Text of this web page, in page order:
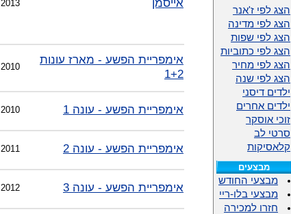
צוות דיוידי מאסטר ישיר. אייסמן 2013
אימפריית הפשע - מארז עונות
1+2
2010
אימפריית הפשע - עונה 1 2010
אימפריית הפשע - עונה 2 2011
אימפריית הפשע - עונה 3 2012
הצג לפי ז'אנר
הצג לפי מדינה
הצג לפי שפות
הצג לפי כתוביות
הצג לפי מחיר
הצג לפי שנה
ילדים דיסני
ילדים אחרים
זוכי אוסקר
סרטי לב
קלאסיקות
מבצעים
מבצעי החודש
מבצעי בלו-ריי
חזרו למכירה